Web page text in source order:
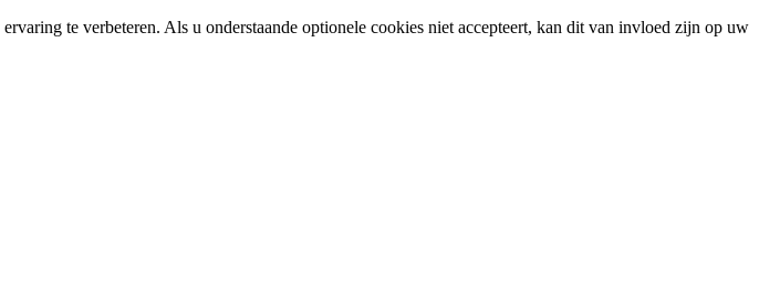
te verbeteren. Als u onderstaande optionele cookies niet accepteert, kan dit van invloed zijn op uw